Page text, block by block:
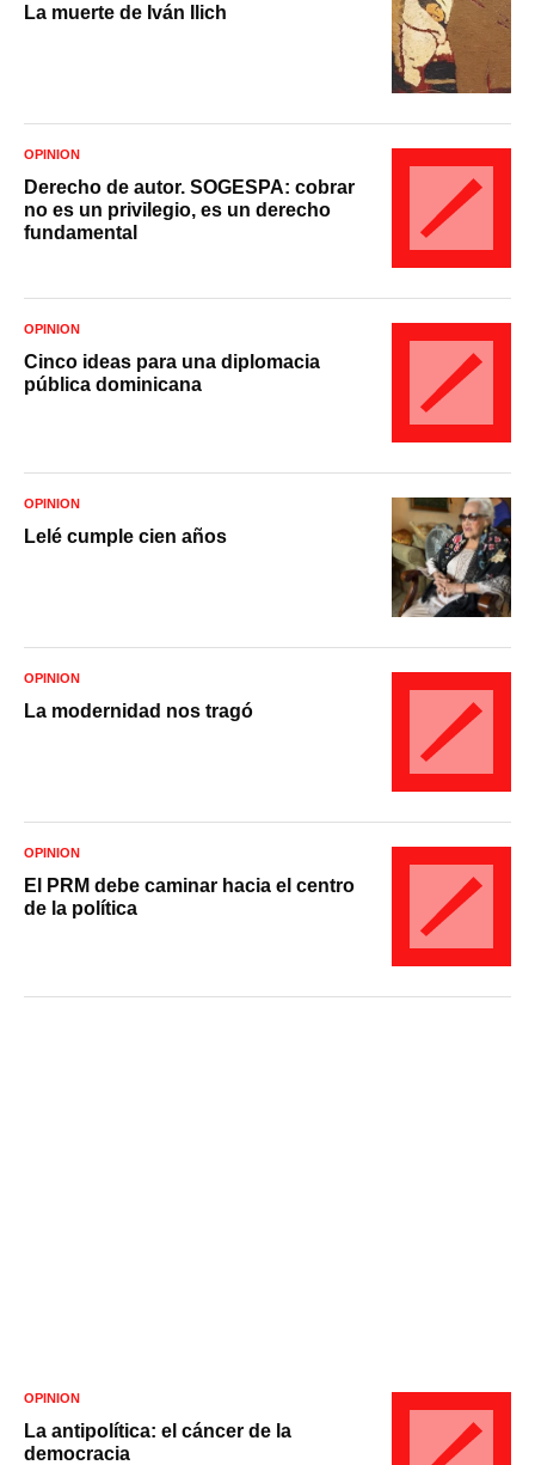
La muerte de Iván Ilich
OPINIÓN
Derecho de autor. SOGESPA: cobrar
no es un privilegio, es un derecho
fundamental
OPINIÓN
Cinco ideas para una diplomacia
pública dominicana
OPINIÓN
Lelé cumple cien años
OPINIÓN
La modernidad nos tragó
OPINIÓN
El PRM debe caminar hacia el centro
de la política
OPINIÓN
La antipolítica: el cáncer de la
democracia